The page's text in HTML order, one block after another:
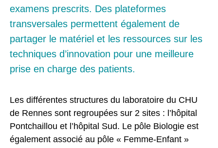
examens prescrits. Des plateformes
transversales permettent également de
partager le matériel et les ressources sur les
techniques d’innovation pour une meilleure
prise en charge des patients.
Les différentes structures du laboratoire du CHU
de Rennes sont regroupées sur 2 sites : l’hôpital
Pontchaillou et l’hôpital Sud. Le pôle Biologie est
également associé au pôle « Femme-Enfant »